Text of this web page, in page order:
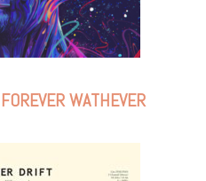
WATHEVER